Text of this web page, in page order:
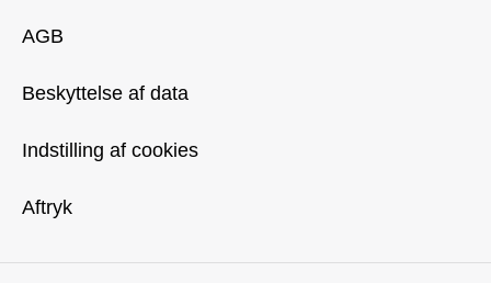
AGB
Beskyttelse af data
Indstilling af cookies
Aftryk